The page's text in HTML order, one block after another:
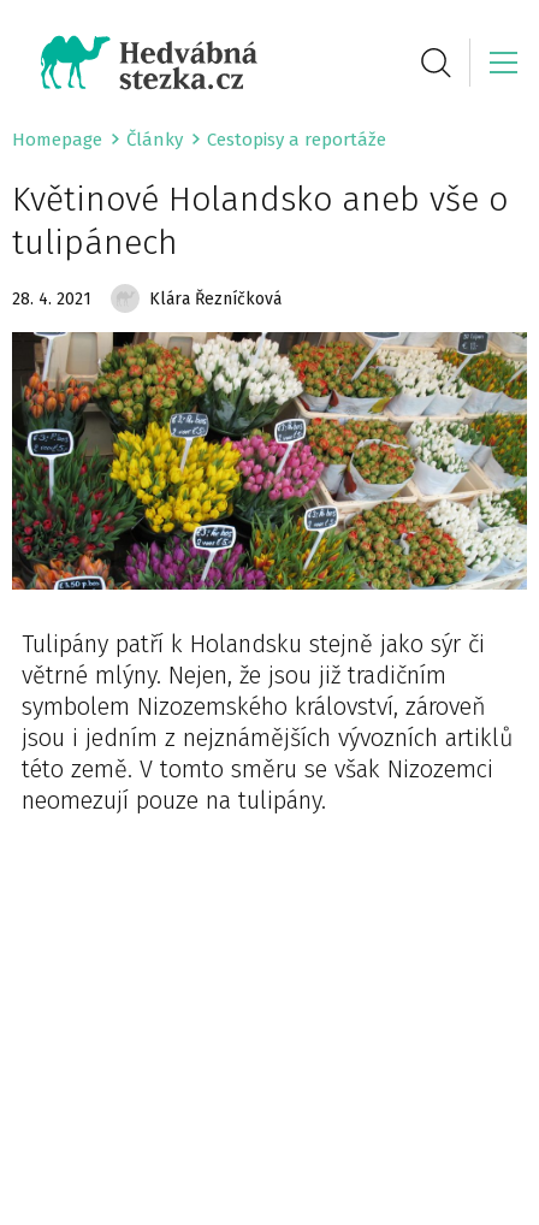
Homepage Články Cestopisy a reportáže
Květinové Holandsko aneb vše o
tulipánech
28. 4. 2021 Klára Řezníčková
Tulipány patří k Holandsku stejně jako sýr či
větrné mlýny. Nejen, že jsou již tradičním
symbolem Nizozemského království, zároveň
jsou i jedním z nejznámějších vývozních artiklů
této země. V tomto směru se však Nizozemci
neomezují pouze na tulipány.